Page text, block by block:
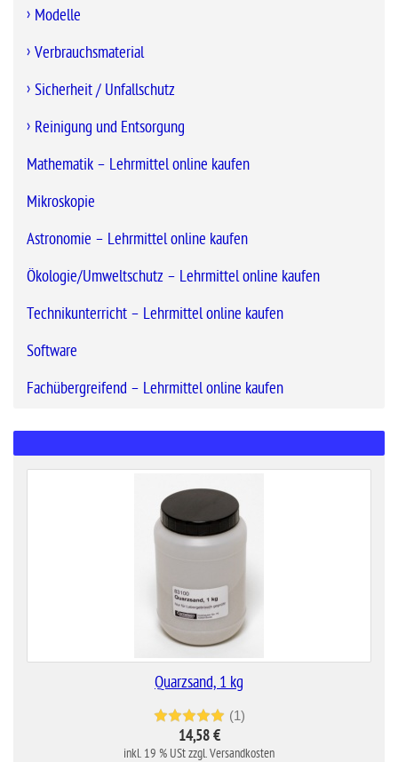
Modelle
Verbrauchsmaterial
Sicherheit / Unfallschutz
Reinigung und Entsorgung
Mathematik – Lehrmittel online kaufen
Mikroskopie
Astronomie – Lehrmittel online kaufen
Ökologie/Umweltschutz – Lehrmittel online kaufen
Technikunterricht – Lehrmittel online kaufen
Software
Fachübergreifend – Lehrmittel online kaufen
Quarzsand, 1 kg
(1)
14,58 €
inkl. 19 % USt zzgl. Versandkosten